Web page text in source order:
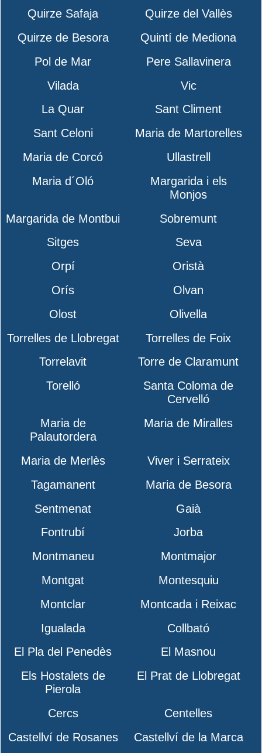
Quirze Safaja
Quirze del Vallès
Quirze de Besora
Quintí de Mediona
Pol de Mar
Pere Sallavinera
Vilada
Vic
La Quar
Sant Climent
Sant Celoni
Maria de Martorelles
Maria de Corcó
Ullastrell
Maria d´Oló
Margarida i els
Monjos
Margarida de Montbui
Sobremunt
Sitges
Seva
Orpí
Oristà
Orís
Olvan
Olost
Olivella
Torrelles de Llobregat
Torrelles de Foix
Torrelavit
Torre de Claramunt
Torelló
Santa Coloma de
Cervelló
Maria de
Palautordera
Maria de Miralles
Maria de Merlès
Viver i Serrateix
Tagamanent
Maria de Besora
Sentmenat
Gaià
Fontrubí
Jorba
Montmaneu
Montmajor
Montgat
Montesquiu
Montclar
Montcada i Reixac
Igualada
Collbató
El Pla del Penedès
El Masnou
Els Hostalets de
Pierola
El Prat de Llobregat
Cercs
Centelles
Castellví de Rosanes
Castellví de la Marca